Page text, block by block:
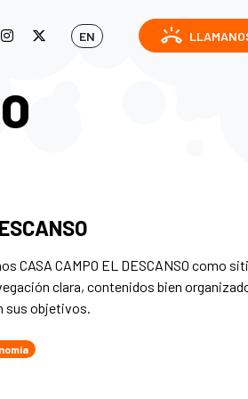
EN ring_volume
CASA CAMPO EL DESCANSO como
clara, contenidos bien
sus objetivos.